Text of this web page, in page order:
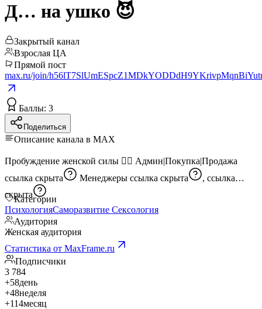
Д… на ушко 😈
Закрытый канал
Взрослая ЦА
Прямой пост
max.ru/join/
Баллы: 3
Поделиться
Описание канала в MAX
Пробуждение женской силы ❤️‍🔥 Админ|Покупка|Продажа
ссылка скрыта
Менеджеры ссылка скрыта , ссылка
скрыта
Категории
ПсихологияСаморазвитие Сексология
Аудитория
Женская аудитория
Статистика от MaxFrame.ru
Подписчики
3 784
+58день
+48неделя
+114месяц